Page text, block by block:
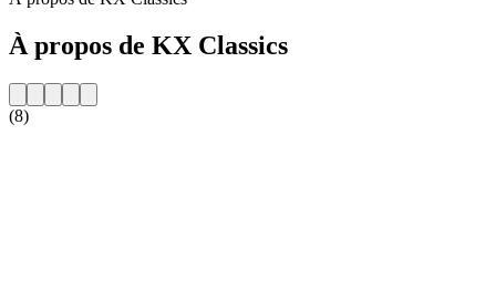
À propos de KX Classics
(8)